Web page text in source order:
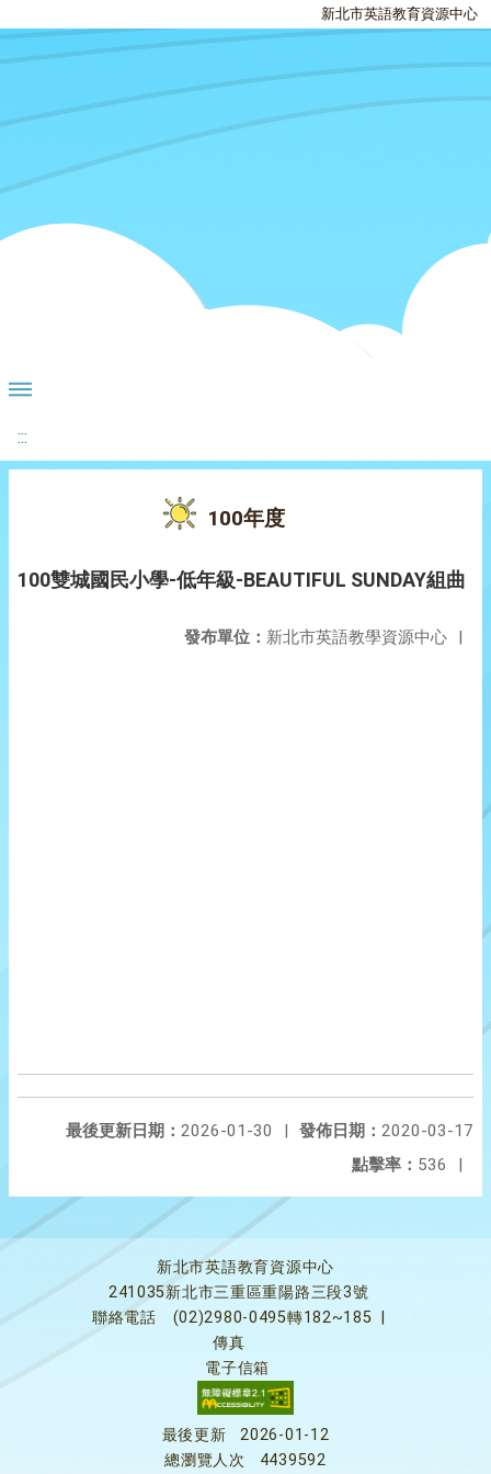
新北市英語教育資源中心
:::
100年度
100雙城國民小學-低年級-BEAUTIFUL SUNDAY組曲
發布單位： 新北市英語教學資源中心 |
發佈日期： 2020-03-17
最後更新日期： 2026-01-30
|
點擊率： 536 |
新北市英語教育資源中心
241035新北市三重區重陽路三段3號
聯絡電話
(02)2980-0495轉182~185
傳真
電子信箱
最後更新
2026-01-12
總瀏覽人次
4439592